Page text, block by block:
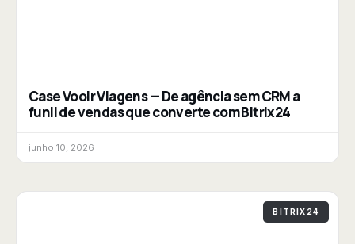
Case Vooir Viagens — De agência sem CRM a
funil de vendas que converte com Bitrix24
junho 10, 2026
BITRIX24